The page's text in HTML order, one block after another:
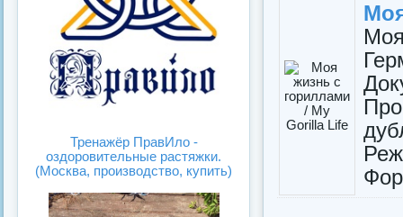
Тренажёр ПравИло -
оздоровительные растяжки.
(Москва, производство, купить)